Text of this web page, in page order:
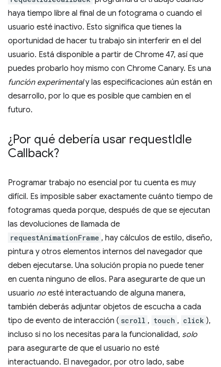
haya tiempo libre al final de un fotograma o cuando el
usuario esté inactivo. Esto significa que tienes la
oportunidad de hacer tu trabajo sin interferir en el del
usuario. Está disponible a partir de Chrome 47, así que
puedes probarlo hoy mismo con Chrome Canary. Es una
función experimentaly las especificaciones aún están en
desarrollo, por lo que es posible que cambien en el
futuro.
¿Por qué debería usar requestIdle
Callback?
Programar trabajo no esencial por tu cuenta es muy
difícil. Es imposible saber exactamente cuánto tiempo de
fotogramas queda porque, después de que se ejecutan
las devoluciones de llamada de
requestAnimationFrame , hay cálculos de estilo, diseño,
pintura y otros elementos internos del navegador que
deben ejecutarse. Una solución propia no puede tener
en cuenta ninguno de ellos. Para asegurarte de que un
usuario no esté interactuando de alguna manera,
también deberás adjuntar objetos de escucha a cada
tipo de evento de interacción ( scroll , touch , click ),
incluso si no los necesitas para la funcionalidad, solo
para asegurarte de que el usuario no esté
interactuando. El navegador, por otro lado, sabe